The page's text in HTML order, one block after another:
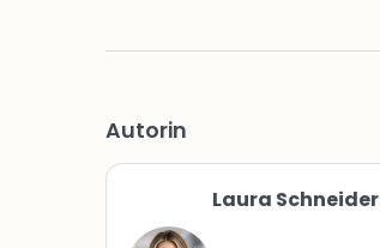
Autorin
Laura Schneider